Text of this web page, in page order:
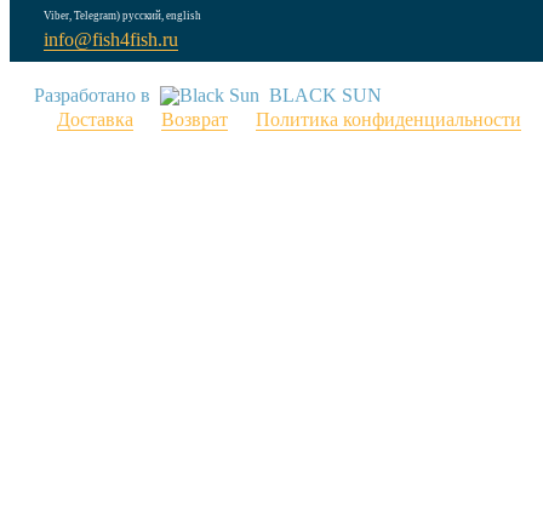
Viber, Telegram) русский, english
info@fish4fish.ru
Разработано в
BLACK SUN
Доставка
Возврат Политика конфиденциальности